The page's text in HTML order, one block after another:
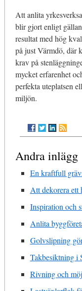
Att anlita
blir gjort enligt
resultat med hög
på just Värmdö, där
krav på
mycket erfarenhet
perfekta uteplatsen
miljön.
Andra inlägg
En kraftfull
Att dekorera ett
Inspiration och
Anlita
Golvslipning
Takbesiktning i
Rivning och